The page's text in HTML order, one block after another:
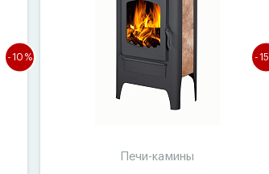
-10% -
Печи-камины